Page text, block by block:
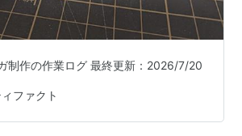
制作の作業ログ 最終更新：2026/7/20
ファクト